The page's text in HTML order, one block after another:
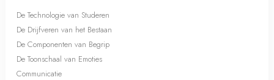
De Technologie van Studeren
De Drijfveren van het Bestaan
De Componenten van Begrip
De Toonschaal van Emoties
Communicatie